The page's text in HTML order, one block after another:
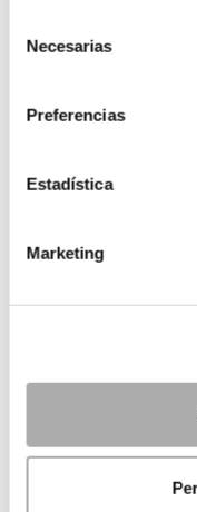
Necesarias
Preferencias
Estadística
Marketing